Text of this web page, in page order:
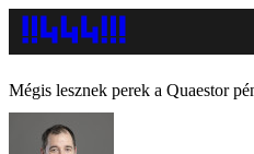
Mégis lesznek perek a Quaestor